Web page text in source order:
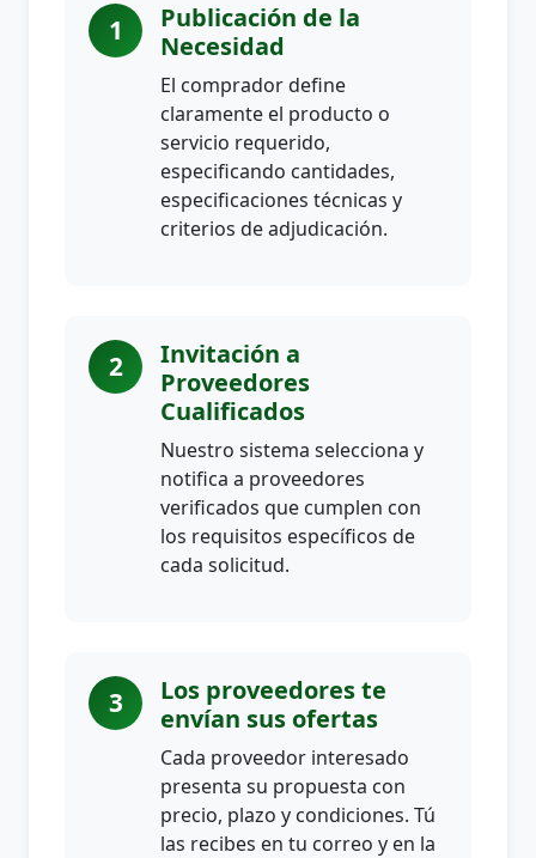
1
Publicación de la
Necesidad
El comprador define
claramente el producto o
servicio requerido,
especificando cantidades,
especificaciones técnicas y
criterios de adjudicación.
2
Invitación a
Proveedores
Cualificados
Nuestro sistema selecciona y
notifica a proveedores
verificados que cumplen con
los requisitos específicos de
cada solicitud.
3
Los proveedores te
envían sus ofertas
Cada proveedor interesado
presenta su propuesta con
precio, plazo y condiciones. Tú
las recibes en tu correo y en la